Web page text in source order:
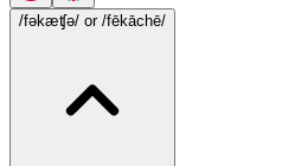
/fəkæʧə/ or /fēkāchē/